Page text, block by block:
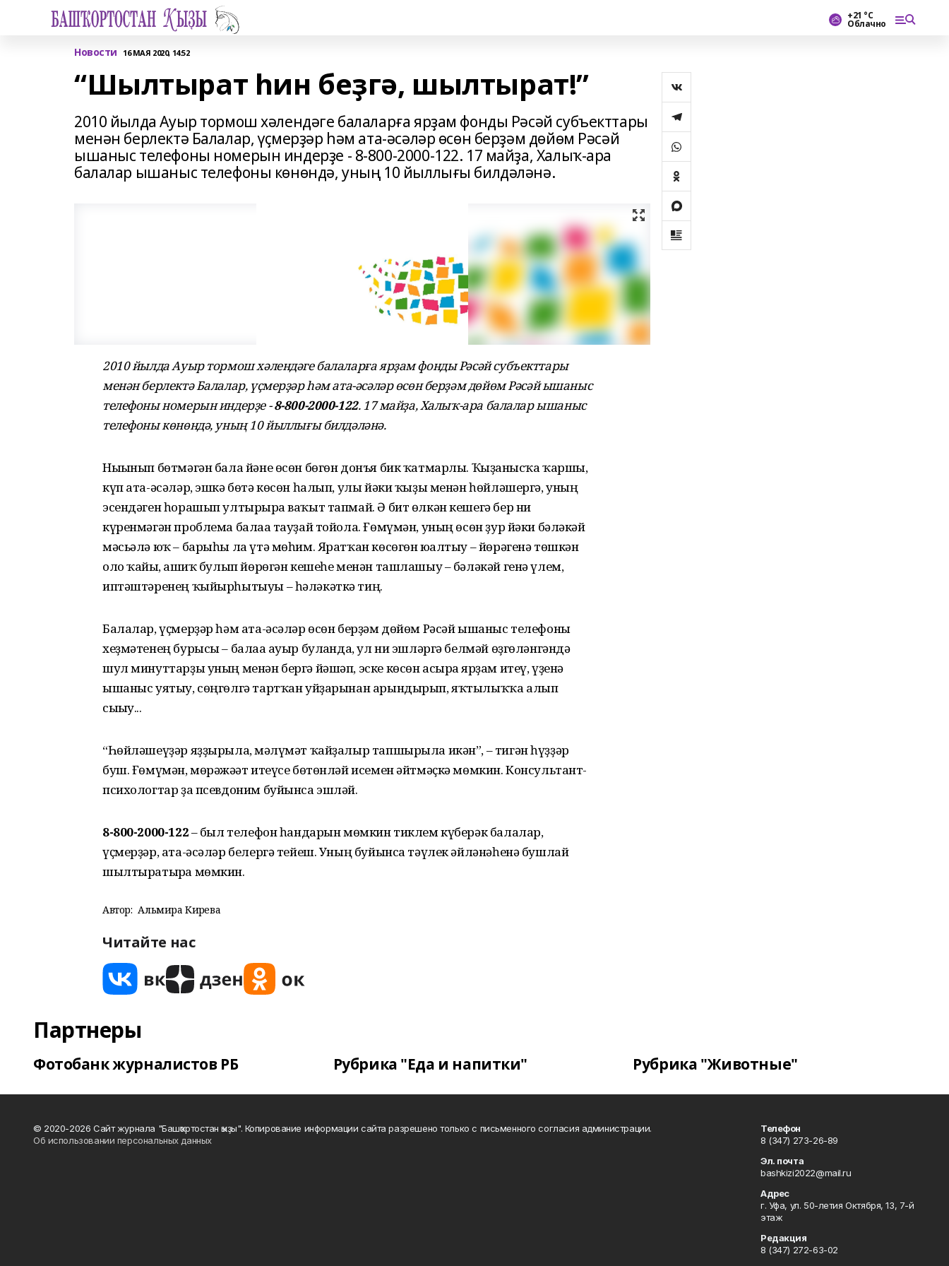
+21 °С
Облачно
Новости 16 МАЯ 2020, 14:52
“Шылтырат һин беҙгә, шылтырат!”
2010 йылда Ауыр тормош хәлендәге балаларға ярҙам фонды Рәсәй субъекттары
менән берлектә Балалар, үҫмерҙәр һәм ата-әсәләр өсөн берҙәм дөйөм Рәсәй
ышаныс телефоны номерын индерҙе - 8-800-2000-122. 17 майҙа, Халыҡ-ара
балалар ышаныс телефоны көнөндә, уның 10 йыллығы билдәләнә.
2010 йылда Ауыр тормош хәлендәге балаларға ярҙам фонды Рәсәй субъекттары
менән берлектә Балалар, үҫмерҙәр һәм ата-әсәләр өсөн берҙәм дөйөм Рәсәй ышаныс
телефоны номерын индерҙе -8-800-2000-122. 17 майҙа, Халыҡ-ара балалар ышаныс
телефоны көнөндә, уның 10 йыллығы билдәләнә.
Нығынып бөтмәгән бала йәне өсөн бөгөн донъя бик ҡатмарлы. Ҡыҙғанысҡа ҡаршы,
күп ата-әсәләр, эшкә бөтә көсөн һалып, улы йәки ҡыҙы менән һөйләшергә, уның
эсендәген һорашып ултырырға ваҡыт тапмай. Ә бит өлкән кешегә бер ни
күренмәгән проблема балаға тауҙай тойола. Ғөмүмән, уның өсөн ҙур йәки бәләкәй
мәсьәлә юҡ – барыһы ла үтә мөһим. Яратҡан көсөгөн юғалтыу – йөрәгенә төшкән
оло ҡайғы, ғашиҡ булып йөрөгән кешеһе менән ташлашыу – бәләкәй генә үлем,
иптәштәренең ҡыйырһытыуы – һәләкәткә тиң.
Балалар, үҫмерҙәр һәм ата-әсәләр өсөн берҙәм дөйөм Рәсәй ышаныс телефоны
хеҙмәтенең бурысы – балаға ауыр булғанда, ул ни эшләргә белмәй өҙгөләнгәндә
шул минуттарҙы уның менән бергә йәшәп, эске көсөн асырға ярҙам итеү, үҙенә
ышаныс уятыу, сөңгөлгә тартҡан уйҙарынан арындырып, яҡтылыҡҡа алып
сығыу...
“Һөйләшеүҙәр яҙҙырыла, мәғлүмәт ҡайҙалыр тапшырыла икән”, – тигән һүҙҙәр
буш. Ғөмүмән, мөрәжәғәт итеүсе бөтөнләй исемен әйтмәҫкә мөмкин. Консультант-
психологтар ҙа псевдоним буйынса эшләй.
8-800-2000-122– был телефон һандарын мөмкин тиклем күберәк балалар,
үҫмерҙәр, ата-әсәләр белергә тейеш. Уның буйынса тәүлек әйләнәһенә бушлай
шылтыратырға мөмкин.
Автор: Альмира Кирәева
Читайте нас
Партнеры
Фотобанк журналистов РБ Рубрика "Еда и напитки" Рубрика "Животные"
© 2020-2026 Сайт журнала "Башҡортостан ҡыҙы". Копирование информации сайта разрешено только с письменного согласия администрации.
Об использовании персональных данных
Телефон
8 (347) 273-26-89
Эл. почта
bashkizi2022@mail.ru
Адрес
г. Уфа, ул. 50-летия Октября, 13, 7-й
этаж
Редакция
8 (347) 272-63-02